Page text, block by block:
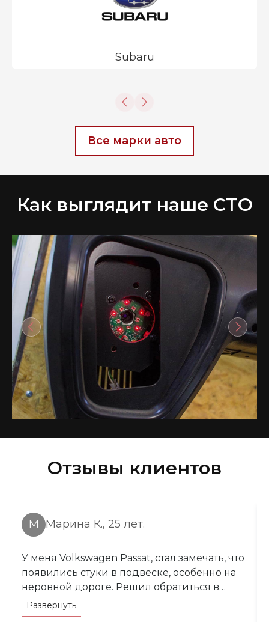
Subaru
Все марки авто
Как выглядит наше СТО
Отзывы клиентов
М Марина К., 25 лет.
У меня Volkswagen Passat, стал замечать, что
появились стуки в подвеске, особенно на
неровной дороге. Решил обратиться в
автосервис Вышка. Механики провели
диагностику, нашли неисправность в
Развернуть